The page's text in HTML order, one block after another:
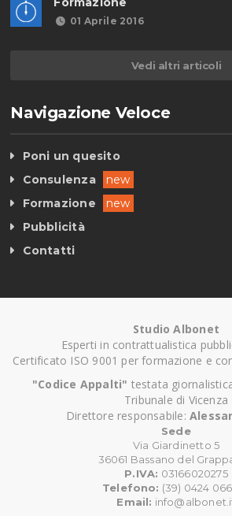
01 Aprile 2016
Vedi altri articoli
Navigazione Veloce
Poni un quesito
Consulenza
new
Formazione
new
Pubblicità
Contatti
Studio Albonet
Esperti in contrattualistica
Certificato ISO 9001 per formazione e
"Codice Appalti" testata
Tribunale di Vicenza
Direttore responsabile:
Sede
Via Giardinetto 5
36061 Bassano del
P.IVA: 03166020275
Telefono: (39) 0424
Email: